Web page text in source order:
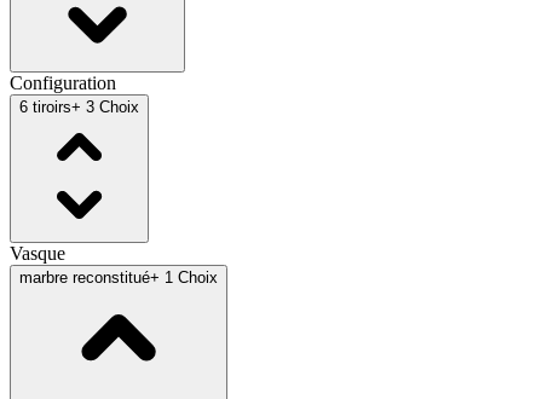
Configuration
6 tiroirs+ 3 Choix
Vasque
marbre reconstitué+ 1 Choix